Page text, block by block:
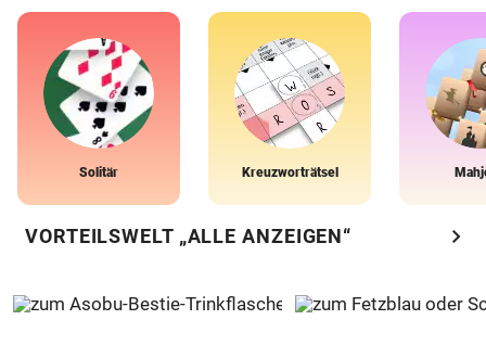
Solitär Kreuzworträtsel
VORTEILSWELT „ALLE ANZEIGEN“ chevron_right